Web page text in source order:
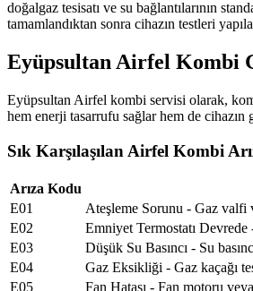
doğalgaz tesisatı ve su bağlantılarının
tamamlandıktan sonra cihazın testleri
Eyüpsultan Airfel Kombi
Eyüpsultan Airfel kombi servisi olarak,
hem enerji tasarrufu sağlar hem de cihazın
Sık Karşılaşılan Airfel Kombi
Arıza Kodu
E01
Ateşleme Sorunu - Gaz valfi
E02
Emniyet Termostatı Devrede
E03
Düşük Su Basıncı - Su
E04
Gaz Eksikliği - Gaz kaçağı
E05
Fan Hatası - Fan motoru